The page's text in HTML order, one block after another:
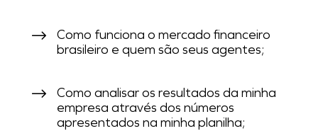
Como funciona o mercado financeiro
brasileiro e quem são seus agentes;
Como analisar os resultados da minha
empresa através dos números
apresentados na minha planilha;